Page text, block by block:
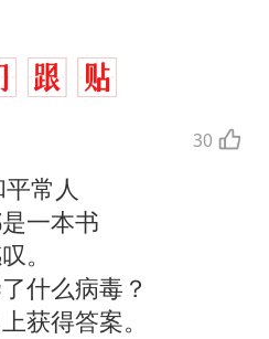
30
常人
一本书
。
什么病毒？
获得答案。